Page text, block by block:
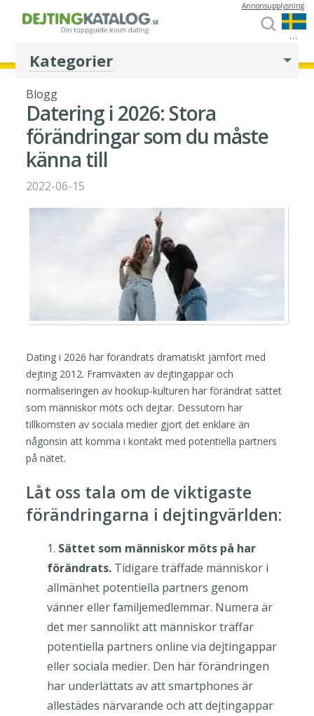
...
Annonsupplysning
Kategorier
Blogg
Datering i 2026: Stora
förändringar som du måste
känna till
2022-06-15
Dating i 2026 har förändrats dramatiskt jämfört med
dejting 2012. Framväxten av dejtingappar och
normaliseringen av hookup-kulturen har förändrat sättet
som människor möts och dejtar. Dessutom har
tillkomsten av sociala medier gjort det enklare än
någonsin att komma i kontakt med potentiella partners
på nätet.
Låt oss tala om de viktigaste
förändringarna i dejtingvärlden:
Sättet som människor möts på har
förändrats. Tidigare träffade människor i
allmänhet potentiella partners genom
vänner eller familjemedlemmar. Numera är
det mer sannolikt att människor träffar
potentiella partners online via dejtingappar
eller sociala medier. Den här förändringen
har underlättats av att smartphones är
allestädes närvarande och att dejtingappar